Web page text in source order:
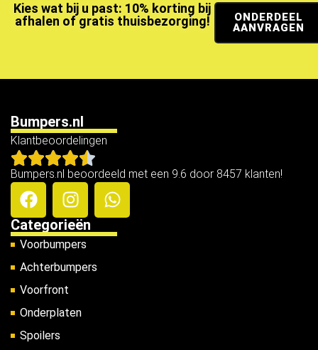
Kies wat bij u past: 10% korting bij
afhalen of gratis thuisbezorging!
ONDERDEEL
AANVRAGEN
Bumpers.nl
Klantbeoordelingen
Bumpers.nl beoordeeld met een 9.6 door 8457 klanten!
Categorieën
Voorbumpers
Achterbumpers
Voorfront
Onderplaten
Spoilers